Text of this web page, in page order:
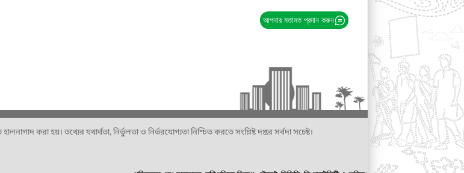
আপনার মতামত প্রদান করুন
করা হয়। তথ্যের যথার্থতা, নির্ভুলতা ও নির্ভরযোগ্যতা নিশ্চিত করতে সংশ্লিষ্ট দপ্তর সর্বদা সচেষ্ট।